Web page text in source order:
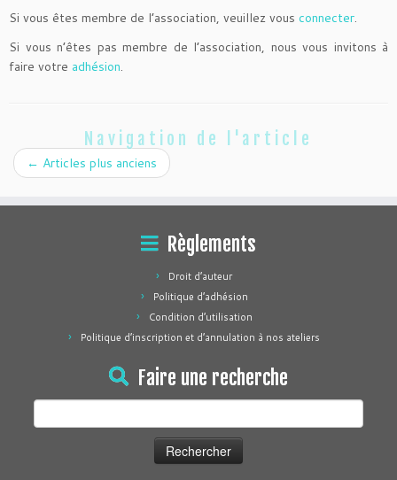
Si vous êtes membre de l’association, veuillez vous connecter.
Si vous n’êtes pas membre de l’association, nous vous invitons à
faire votre adhésion.
Navigation de l'article
← Articles plus anciens
Règlements
Droit d’auteur
Politique d’adhésion
Condition d’utilisation
Politique d’inscription et d’annulation à nos ateliers
Faire une recherche
Rechercher :